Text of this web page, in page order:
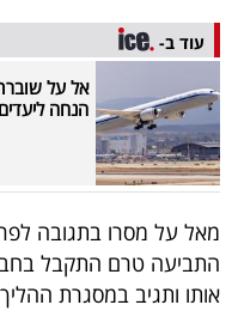
עוד ב-
הנחה
מאל על מסרו בתגובה
התביעה טרם התקבל
אותו ותגיב במסגרת